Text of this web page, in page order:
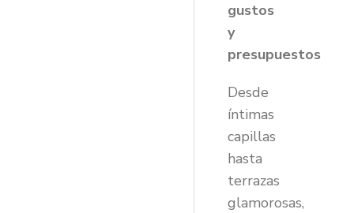
gustos
y
presupuestos
Desde
íntimas
capillas
hasta
terrazas
glamorosas,